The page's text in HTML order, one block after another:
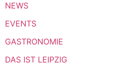
NEWS
EVENTS
GASTRONOMIE
DAS IST LEIPZIG